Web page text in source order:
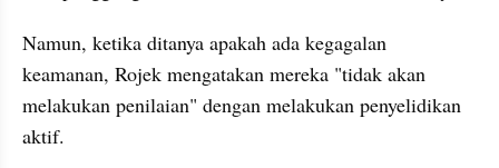
Namun, ketika ditanya apakah ada kegagalan
keamanan, Rojek mengatakan mereka "tidak akan
melakukan penilaian" dengan melakukan penyelidikan
aktif.